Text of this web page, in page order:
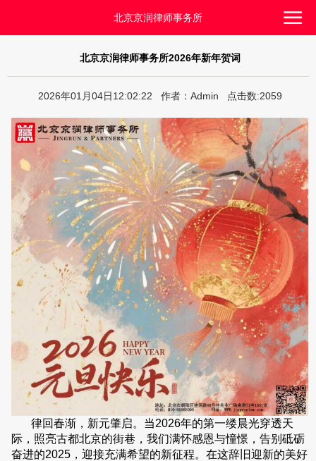
北京京润律师事务所
北京京润律师事务所2026年新年贺词
2026年01月04日12:02:22 作者：Admin 点击数:2059
律回春渐，新元肇启。当2026年的第一缕晨光穿透天
际，照亮古都北京的街巷，我们满怀感恩与憧憬，告别砥砺
奋进的2025，迎接充满希望的新征程。在这辞旧迎新的美好